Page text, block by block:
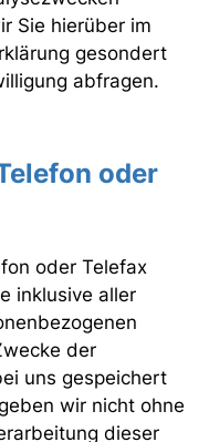
Sie hierüber im
gesondert
abfragen.
oder
oder Telefax
inklusive aller
der
uns gespeichert
wir nicht ohne
dieser